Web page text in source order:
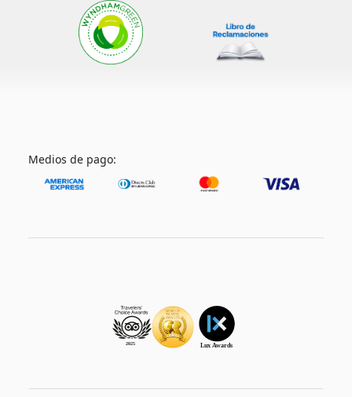
Medios de pago: